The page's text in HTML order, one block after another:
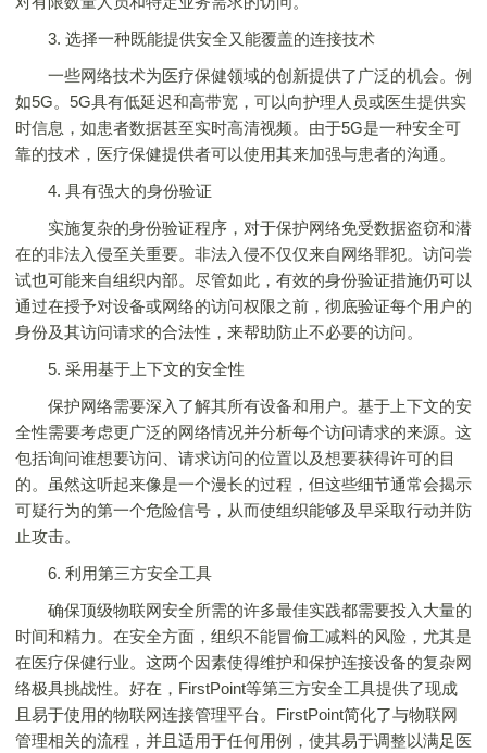
3. 选择一种既能提供安全又能覆盖的连接技术
一些网络技术为医疗保健领域的创新提供了广泛的机会。例
如5G。5G具有低延迟和高带宽，可以向护理人员或医生提供实
时信息，如患者数据甚至实时高清视频。由于5G是一种安全可
靠的技术，医疗保健提供者可以使用其来加强与患者的沟通。
4. 具有强大的身份验证
实施复杂的身份验证程序，对于保护网络免受数据盗窃和潜
在的非法入侵至关重要。非法入侵不仅仅来自网络罪犯。访问尝
试也可能来自组织内部。尽管如此，有效的身份验证措施仍可以
通过在授予对设备或网络的访问权限之前，彻底验证每个用户的
身份及其访问请求的合法性，来帮助防止不必要的访问。
5. 采用基于上下文的安全性
保护网络需要深入了解其所有设备和用户。基于上下文的安
全性需要考虑更广泛的网络情况并分析每个访问请求的来源。这
包括询问谁想要访问、请求访问的位置以及想要获得许可的目
的。虽然这听起来像是一个漫长的过程，但这些细节通常会揭示
可疑行为的第一个危险信号，从而使组织能够及早采取行动并防
止攻击。
6. 利用第三方安全工具
确保顶级物联网安全所需的许多最佳实践都需要投入大量的
时间和精力。在安全方面，组织不能冒偷工减料的风险，尤其是
在医疗保健行业。这两个因素使得维护和保护连接设备的复杂网
络极具挑战性。好在，FirstPoint等第三方安全工具提供了现成
且易于使用的物联网连接管理平台。FirstPoint简化了与物联网
管理相关的流程，并且适用于任何用例，使其易于调整以满足医